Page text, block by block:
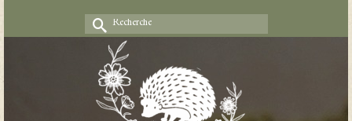
Rechercher :